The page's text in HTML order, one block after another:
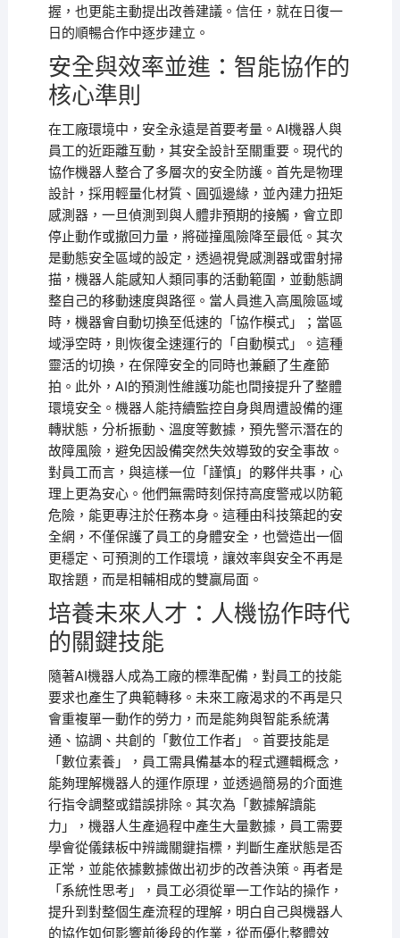
握，也更能主動提出改善建議。信任，就在日復一
日的順暢合作中逐步建立。
安全與效率並進：智能協作的
核心準則
在工廠環境中，安全永遠是首要考量。AI機器人與
員工的近距離互動，其安全設計至關重要。現代的
協作機器人整合了多層次的安全防護。首先是物理
設計，採用輕量化材質、圓弧邊緣，並內建力扭矩
感測器，一旦偵測到與人體非預期的接觸，會立即
停止動作或撤回力量，將碰撞風險降至最低。其次
是動態安全區域的設定，透過視覺感測器或雷射掃
描，機器人能感知人類同事的活動範圍，並動態調
整自己的移動速度與路徑。當人員進入高風險區域
時，機器會自動切換至低速的「協作模式」；當區
域淨空時，則恢復全速運行的「自動模式」。這種
靈活的切換，在保障安全的同時也兼顧了生產節
拍。此外，AI的預測性維護功能也間接提升了整體
環境安全。機器人能持續監控自身與周遭設備的運
轉狀態，分析振動、溫度等數據，預先警示潛在的
故障風險，避免因設備突然失效導致的安全事故。
對員工而言，與這樣一位「謹慎」的夥伴共事，心
理上更為安心。他們無需時刻保持高度警戒以防範
危險，能更專注於任務本身。這種由科技築起的安
全網，不僅保護了員工的身體安全，也營造出一個
更穩定、可預測的工作環境，讓效率與安全不再是
取捨題，而是相輔相成的雙贏局面。
培養未來人才：人機協作時代
的關鍵技能
隨著AI機器人成為工廠的標準配備，對員工的技能
要求也產生了典範轉移。未來工廠渴求的不再是只
會重複單一動作的勞力，而是能夠與智能系統溝
通、協調、共創的「數位工作者」。首要技能是
「數位素養」，員工需具備基本的程式邏輯概念，
能夠理解機器人的運作原理，並透過簡易的介面進
行指令調整或錯誤排除。其次為「數據解讀能
力」，機器人生產過程中產生大量數據，員工需要
學會從儀錶板中辨識關鍵指標，判斷生產狀態是否
正常，並能依據數據做出初步的改善決策。再者是
「系統性思考」，員工必須從單一工作站的操作，
提升到對整個生產流程的理解，明白自己與機器人
的協作如何影響前後段的作業，從而優化整體效